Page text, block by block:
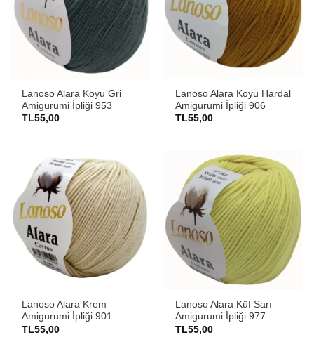
Lanoso Alara Koyu Gri
Amigurumi İpliği 953
TL55,00
Lanoso Alara Koyu Hardal
Amigurumi İpliği 906
TL55,00
Lanoso Alara Krem
Amigurumi İpliği 901
TL55,00
Lanoso Alara Küf Sarı
Amigurumi İpliği 977
TL55,00